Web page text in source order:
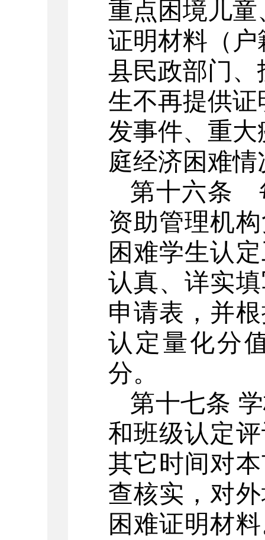
重点困境儿
证明材料（
县民政部门
生不再提供
发事件、重
庭经济困难
第十六条
资助管理机
困难学生认
认真、详实
申请表，并
认定量化分
分。
第十七条
和班级认定
其它时间对
查核实，对
困难证明材